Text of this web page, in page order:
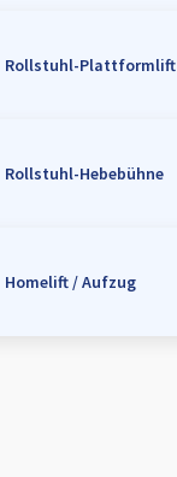
Rollstuhl-Plattformlift
Rollstuhl-Hebebühne
Homelift / Aufzug